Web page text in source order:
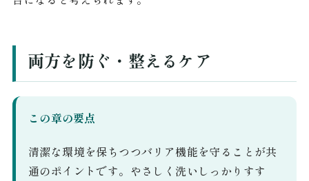
両方を防ぐ・整えるケア
この章の要点
清潔な環境を保ちつつバリア機能を守ることが共
通のポイントです。やさしく洗いしっかりすす